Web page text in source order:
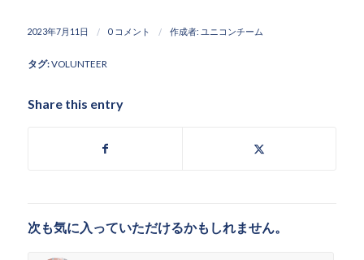
2023年7月11日 / 0 コメント / 作成者: ユニコンチーム
タグ:VOLUNTEER
Share this entry
次も気に入っていただけるかもしれません。